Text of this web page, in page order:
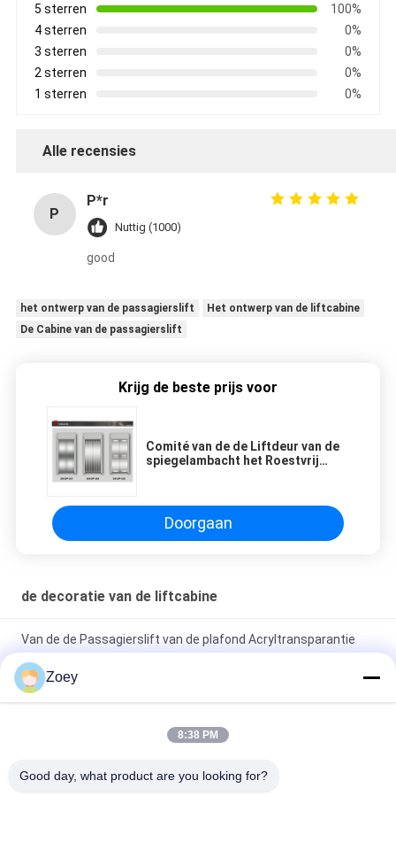
5 sterren
100%
4 sterren
0%
3 sterren
0%
2 sterren
0%
1 sterren
0%
Alle recensies
P
P*r
Nuttig (1000)
good
het ontwerp van de passagierslift
Het ontwerp van de liftcabine
De Cabine van de passagierslift
Krijg de beste prijs voor
Comité van de de Liftdeur van de
spiegelambacht het Roestvrij
Doorgaan
de decoratie van de liftcabine
Van de de Passagierslift van de plafond Acryltransparantie
Wit de Boog Licht Uitzendend Comité
Het Roestvrije staalcomité van de liftcabine Decoratie voor
Decoratievervangstukken van de Liftcabine
Zoey
8:38 PM
Good day, what product are you looking for?